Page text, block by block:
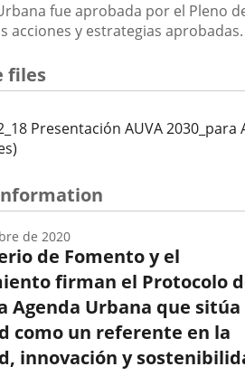
fue aprobada por el Pleno
acciones y estrategias aprobadas.
files
Presentación AUVA 2030_para
de Fomento y el
firman el Protocolo
Agenda Urbana que sitúa
como un referente en la
innovación y
de 2020